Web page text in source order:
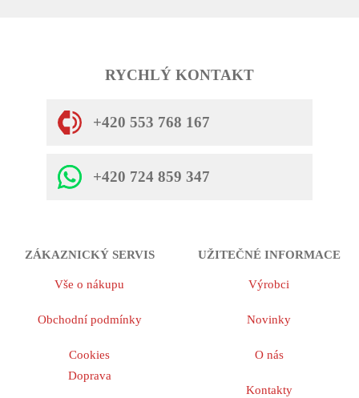
RYCHLÝ KONTAKT
+420 553 768 167
+420 724 859 347
ZÁKAZNICKÝ SERVIS
Vše o nákupu
Obchodní podmínky
Cookies
Doprava
UŽITEČNÉ INFORMACE
Výrobci
Novinky
O nás
Kontakty